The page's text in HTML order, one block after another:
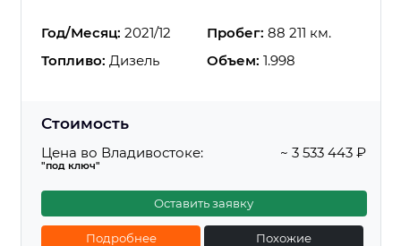
Год/Месяц: 2021/12 Пробег: 88 211 км.
Топливо: Дизель Объем: 1.998
Стоимость
Цена во Владивостоке:
"под ключ"
~ 3 533 443 ₽
Оставить заявку
Подробнее Похожие